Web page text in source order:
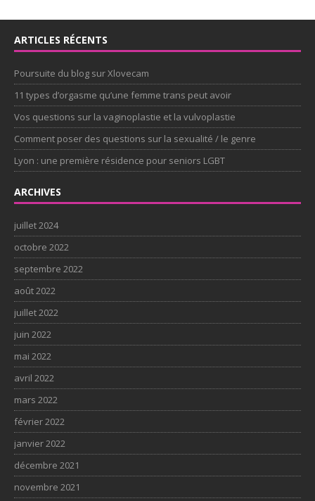
ARTICLES RÉCENTS
Poursuite du blog sur Xlovecam
11 types d’orgasme qu’une femme trans peut avoir
Vos questions sur la vaginoplastie et la vulvoplastie
Comment poser des questions sur la sexualité / le genre
Lyon : une première résidence pour seniors LGBT
ARCHIVES
juillet 2024
octobre 2022
septembre 2022
août 2022
juillet 2022
juin 2022
mai 2022
avril 2022
mars 2022
février 2022
janvier 2022
décembre 2021
novembre 2021